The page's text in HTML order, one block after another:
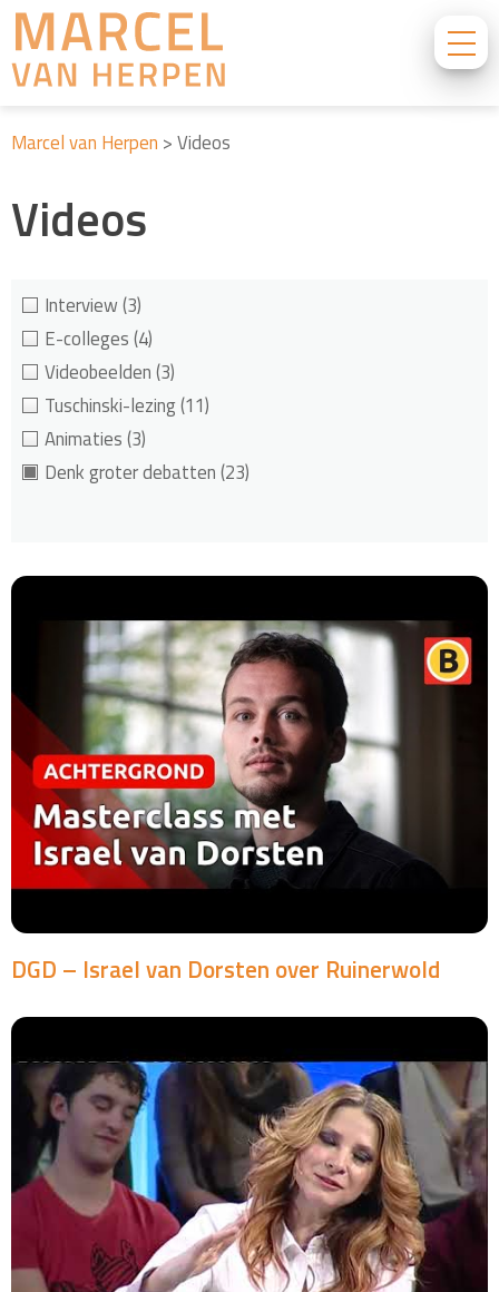
Marcel van Herpen >Videos
Videos
Interview(3)
E-colleges(4)
Videobeelden(3)
Tuschinski-lezing(11)
Animaties(3)
Denk groter debatten(23)
DGD – Israel van Dorsten over Ruinerwold